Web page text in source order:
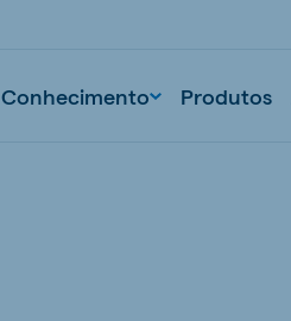
Conhecimento Produtos